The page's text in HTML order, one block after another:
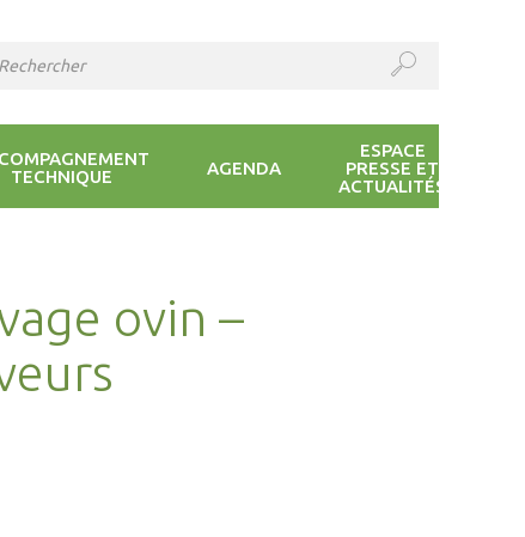
TECHNIQUE
AGENDA
ESPACE
PRESSE ET
ACTUALITÉS
ovin –